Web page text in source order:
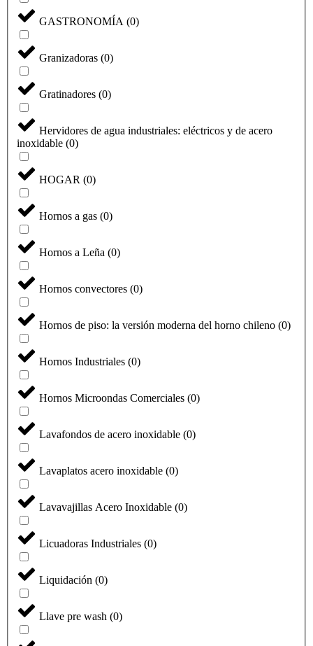
GASTRONOMÍA (0)
Granizadoras (0)
Gratinadores (0)
Hervidores de agua industriales: eléctricos y de acero
inoxidable (0)
HOGAR (0)
Hornos a gas (0)
Hornos a Leña (0)
Hornos convectores (0)
Hornos de piso: la versión moderna del horno chileno (0)
Hornos Industriales (0)
Hornos Microondas Comerciales (0)
Lavafondos de acero inoxidable (0)
Lavaplatos acero inoxidable (0)
Lavavajillas Acero Inoxidable (0)
Licuadoras Industriales (0)
Liquidación (0)
Llave pre wash (0)